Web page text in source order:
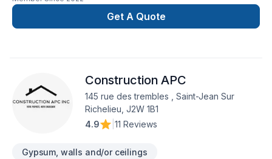
Get A Quote
Construction APC
145 rue des trembles , Saint-Jean Sur
Richelieu, J2W 1B1
4.9
11 Reviews
Gypsum, walls and/or ceilings